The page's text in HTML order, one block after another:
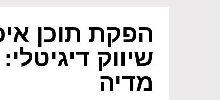
הפקת תוכן
שיווק
מדיה